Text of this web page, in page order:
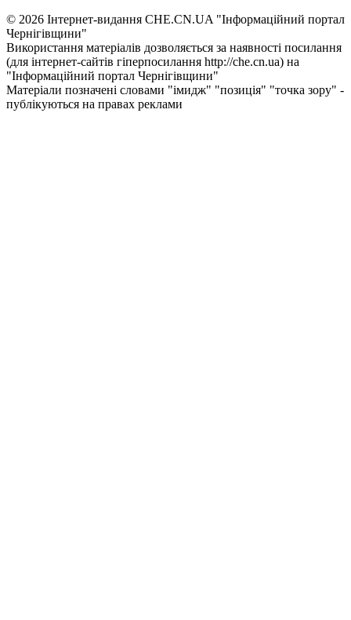
© 2026 Інтернет-видання CHE.CN.UA "Інформаційний портал
Чернiгiвщини"
Використання матеріалів дозволяється за наявності посилання
(для інтернет-сайтів гіперпосилання http://che.cn.ua) на
"Інформаційний портал Чернiгiвщини"
Матеріали позначені словами "імидж" "позиція" "точка зору" -
публікуються на правах реклами